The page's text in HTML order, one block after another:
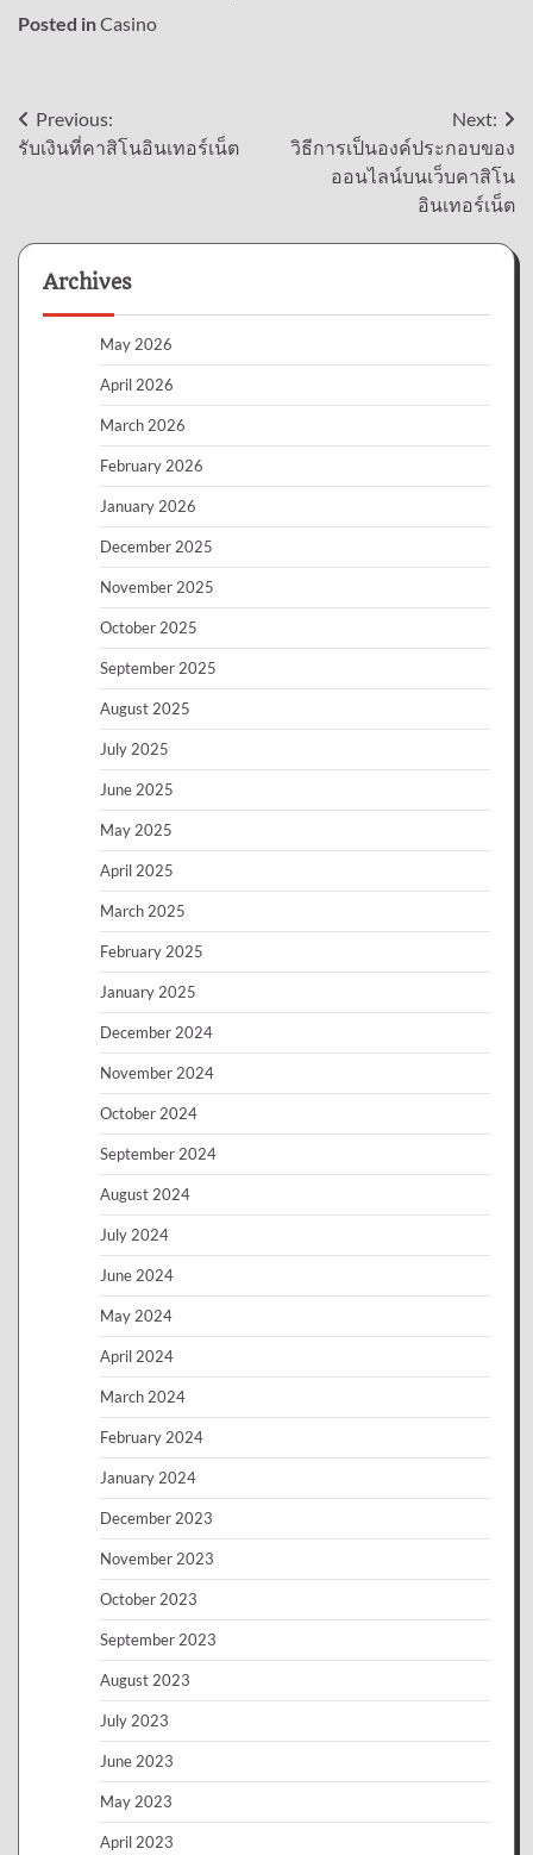
Posted inCasino
Post
Previous:
รับเงินที่คาสิโนอินเทอร์เน็ต
Next:
วิธีการเป็นองค์ประกอบของ
ออนไลน์บนเว็บคาสิโน
อินเทอร์เน็ต
Archives
May 2026
April 2026
March 2026
February 2026
January 2026
December 2025
November 2025
October 2025
September 2025
August 2025
July 2025
June 2025
May 2025
April 2025
March 2025
February 2025
January 2025
December 2024
November 2024
October 2024
September 2024
August 2024
July 2024
June 2024
May 2024
April 2024
March 2024
February 2024
January 2024
December 2023
November 2023
October 2023
September 2023
August 2023
July 2023
June 2023
May 2023
April 2023